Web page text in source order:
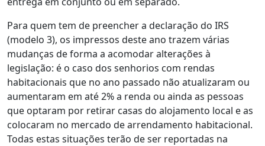
Para quem tem de preencher a declaração do IRS
(modelo 3), os impressos deste ano trazem várias
mudanças de forma a acomodar alterações à
legislação: é o caso dos senhorios com rendas
habitacionais que no ano passado não atualizaram ou
aumentaram em até 2% a renda ou ainda as pessoas
que optaram por retirar casas do alojamento local e as
colocaram no mercado de arrendamento habitacional.
Todas estas situações terão de ser reportadas na